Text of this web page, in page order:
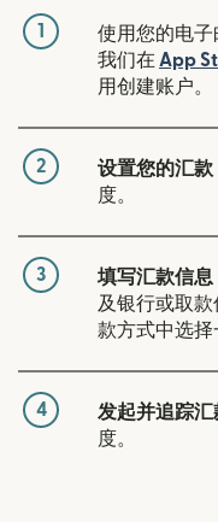
1 使用您的电子
我们在 App
用创建账户。
2 设置您的汇款
度。
3 填写汇款信息
及银行或取
款方式中选择
4 发起并追踪汇
度。